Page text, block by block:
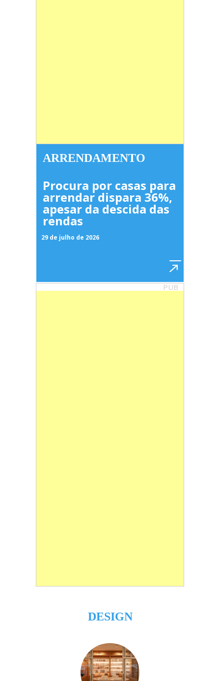
ARRENDAMENTO
Procura por casas para
arrendar dispara 36%,
apesar da descida das
rendas
29 de julho de 2026
PUB
DESIGN